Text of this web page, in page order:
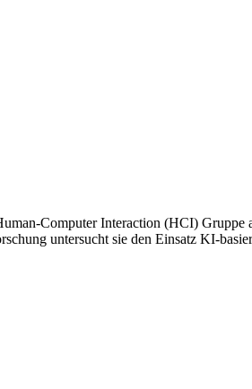
Computer Interaction (HCI)
untersucht sie den Einsatz KI-